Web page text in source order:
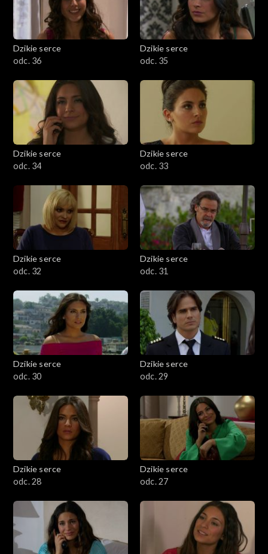
Dzikie serce
odc. 36
Dzikie serce
odc. 35
Dzikie serce
odc. 34
Dzikie serce
odc. 33
Dzikie serce
odc. 32
Dzikie serce
odc. 31
Dzikie serce
odc. 30
Dzikie serce
odc. 29
Dzikie serce
odc. 28
Dzikie serce
odc. 27